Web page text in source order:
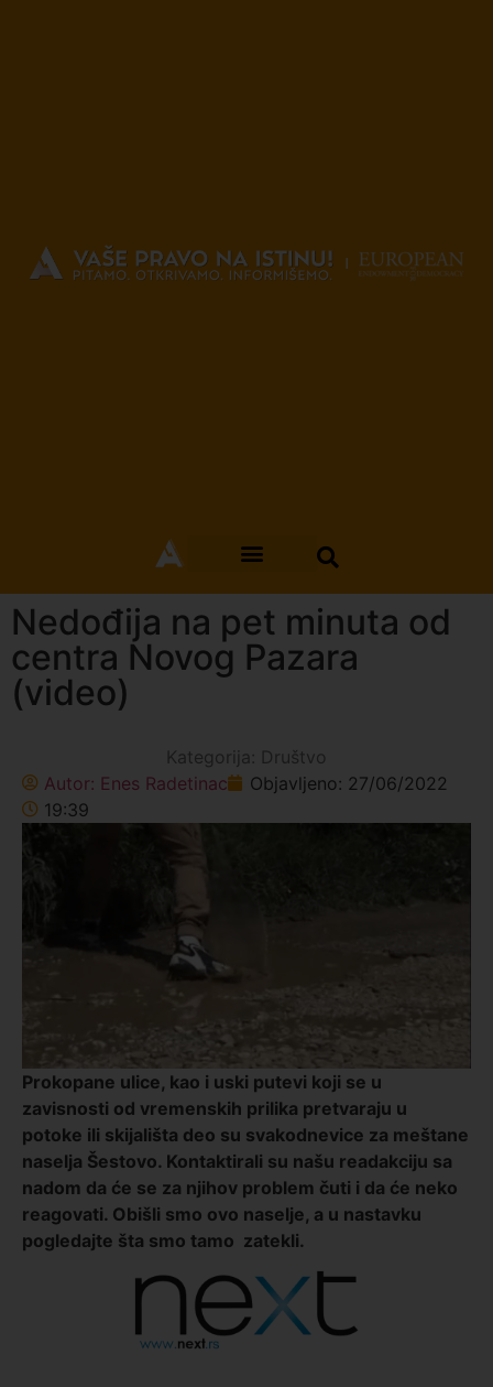
Nedođija na pet minuta od
centra Novog Pazara
(video)
Kategorija: Društvo
Autor: Enes Radetinac Objavljeno: 27/06/2022
19:39
Prokopane ulice, kao i uski putevi koji se u
zavisnosti od vremenskih prilika pretvaraju u
potoke ili skijališta deo su svakodnevice za meštane
naselja Šestovo. Kontaktirali su našu readakciju sa
nadom da će se za njihov problem čuti i da će neko
reagovati. Obišli smo ovo naselje, a u nastavku
pogledajte šta smo tamo zatekli.